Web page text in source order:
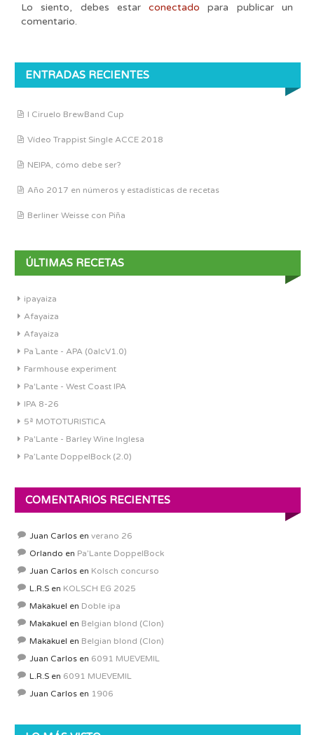
Lo siento, debes estarconectado para publicar un
comentario.
ENTRADAS RECIENTES
I Ciruelo BrewBand Cup
Vídeo Trappist Single ACCE 2018
NEIPA, cómo debe ser?
Año 2017 en números y estadísticas de recetas
Berliner Weisse con Piña
ÚLTIMAS RECETAS
ipayaiza
Afayaiza
Afayaiza
Pa´Lante - APA (0alcV1.0)
Farmhouse experiment
Pa'Lante - West Coast IPA
IPA 8-26
5ª MOTOTURISTICA
Pa'Lante - Barley Wine Inglesa
Pa’Lante DoppelBock (2.0)
COMENTARIOS RECIENTES
Juan Carlos en verano 26
Orlando en Pa’Lante DoppelBock
Juan Carlos en Kolsch concurso
L.R.S en KOLSCH EG 2025
Makakuel en Doble ipa
Makakuel en Belgian blond (Clon)
Makakuel en Belgian blond (Clon)
Juan Carlos en 6091 MUEVEMIL
L.R.S en 6091 MUEVEMIL
Juan Carlos en 1906